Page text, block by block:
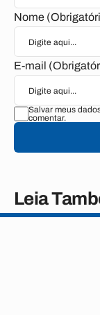
Nome
E-mail
Salvar meus
comentar.
Leia